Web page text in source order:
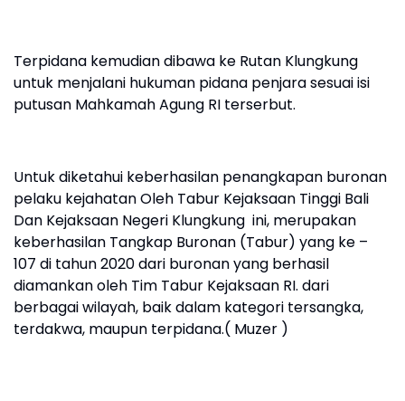
Terpidana kemudian dibawa ke Rutan Klungkung
untuk menjalani hukuman pidana penjara sesuai isi
putusan Mahkamah Agung RI terserbut.
Untuk diketahui keberhasilan penangkapan buronan
pelaku kejahatan Oleh Tabur Kejaksaan Tinggi Bali
Dan Kejaksaan Negeri Klungkung ini, merupakan
keberhasilan Tangkap Buronan (Tabur) yang ke –
107 di tahun 2020 dari buronan yang berhasil
diamankan oleh Tim Tabur Kejaksaan RI. dari
berbagai wilayah, baik dalam kategori tersangka,
terdakwa, maupun terpidana.( Muzer )